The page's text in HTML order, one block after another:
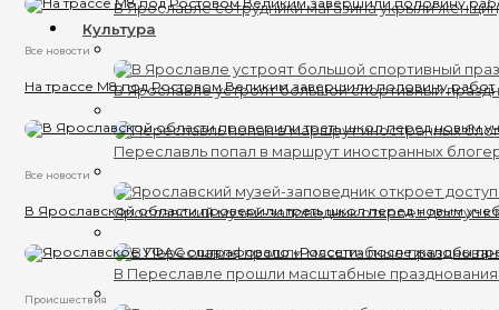
В Ярославле сотрудники магазина укрыли
Культура
В Ярославле устроят большой спортивный
Переславль попал в маршрут иностранных
Ярославский музей-заповедник откроет доступ к
В Переславле прошли масштабные
Все новости
На трассе М8 под Ростовом Великим завершили половину работ
Все новости
В Ярославской области проверили треть школ перед новым
Происшествия